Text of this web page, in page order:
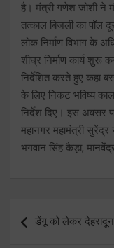
है। मंत्री गणेश जोशी ने
तत्काल बिजली का पॉल
लोक निर्माण विभाग के
शीघ्र निर्माण कार्य शुरू
निर्देशित करते हुए कहा
के लिए निकट भविष्य
निर्देश दिए। इस अवसर
महानगर महामंत्री सुरेंद्र
भगवान सिंह कैड़ा,
navigation
डेंगू को लेकर